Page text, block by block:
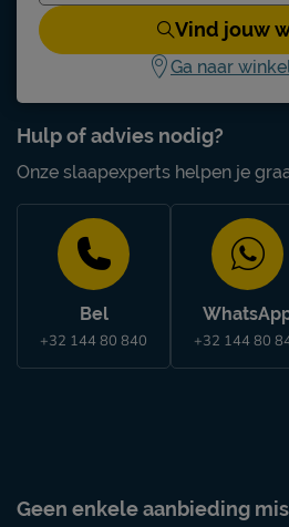
Hulp of advies nodig?
Onze slaapexperts helpen je
Bel
+32 144 80 840 +32 144 80
Geen enkele aanbieding
Vind jouw
Ga naar